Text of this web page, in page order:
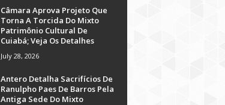
Câmara Aprova Projeto Que
Torna A Torcida Do Mixto
Patrimônio Cultural De
Cuiabá; Veja Os Detalhes
July 28, 2026
Antero Detalha Sacrifícios De
Ranulpho Paes De Barros Pela
Antiga Sede Do Mixto